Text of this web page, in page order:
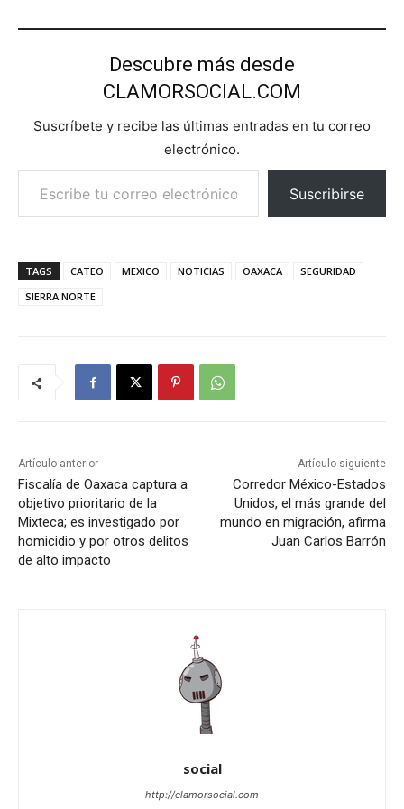
Descubre más desde
CLAMORSOCIAL.COM
Suscríbete y recibe las últimas entradas en tu correo
electrónico.
Escribe tu correo electrónico…
Suscribirse
TAGS CATEO MEXICO NOTICIAS OAXACA
SEGURIDAD
SIERRA NORTE
Artículo anterior
Fiscalía de Oaxaca captura a
objetivo prioritario de la
Mixteca; es investigado por
homicidio y por otros delitos
de alto impacto
Artículo siguiente
Corredor México-Estados
Unidos, el más grande del
mundo en migración, afirma
Juan Carlos Barrón
social
http://clamorsocial.com